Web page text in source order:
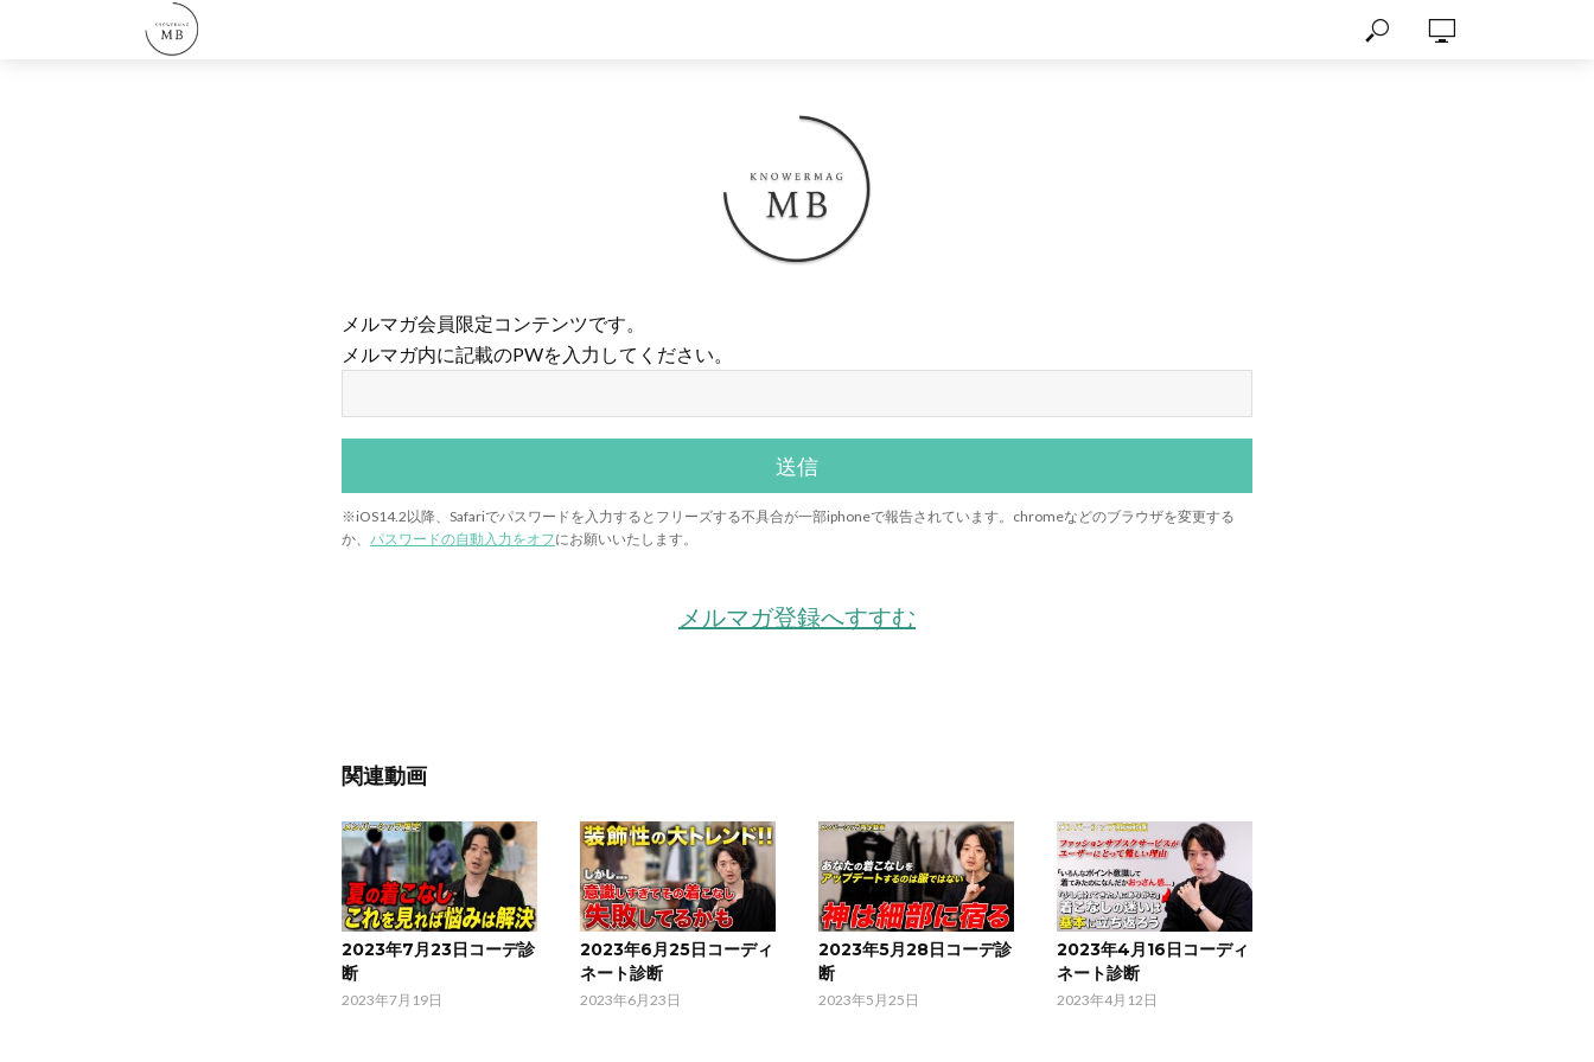
メルマガ会員限定コンテンツです。
メルマガ内に記載のPWを入力してください。
※iOS14.2以降、Safariでパスワードを入力するとフリーズする不具合が一部iphoneで報告されています。chromeなどのブラウザを変更する
か、 パスワードの自動入力をオフにお願いいたします。
メルマガ登録へすすむ
関連動画
2023年7月23日コーデ診
断
2023年7月19日
2023年6月25日コーディ
ネート診断
2023年6月23日
2023年5月28日コーデ診
断
2023年5月25日
2023年4月16日コーディ
ネート診断
2023年4月12日